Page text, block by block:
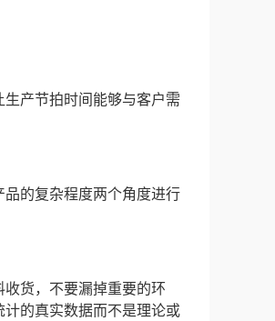
产节拍时间能够与客户需
的复杂程度两个角度进行
货，不要漏掉重要的环
的真实数据而不是理论或20年专业咨询实力强